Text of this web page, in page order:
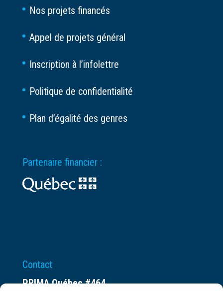
Nos projets financés
Appel de projets général
Inscription à l’infolettre
Politique de confidentialité
Plan d’égalité des genres
Partenaire financier :
Contact
PRIMA Québec #464